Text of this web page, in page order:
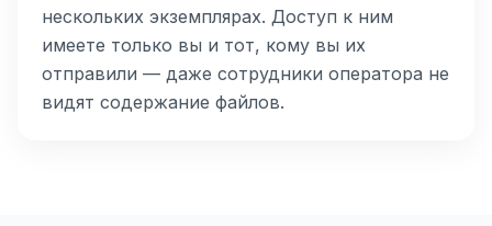
нескольких экземплярах. Доступ к ним
имеете только вы и тот, кому вы их
отправили — даже сотрудники оператора не
видят содержание файлов.